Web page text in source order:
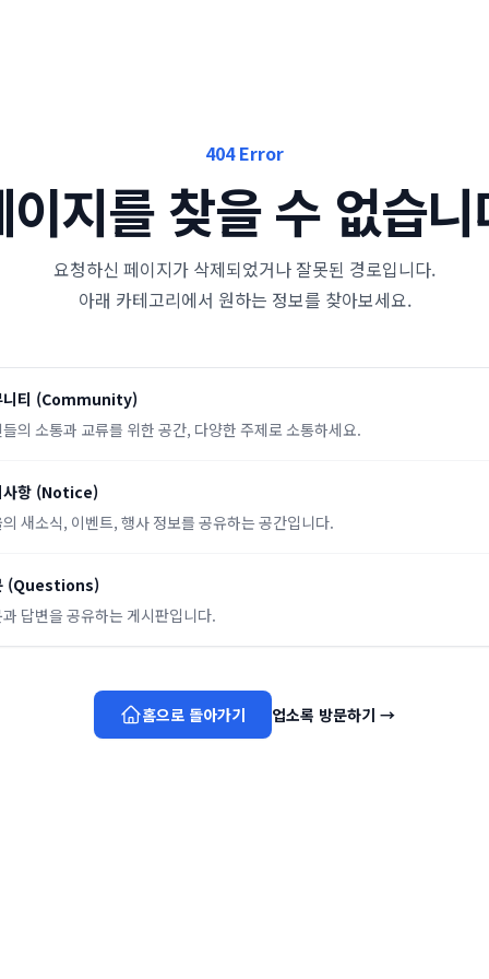
404 Error
이지를 찾을 수 없습
요청하신 페이지가 삭제되었거나 잘못된 경로입니다.
아래 카테고리에서 원하는 정보를 찾아보세요.
티 (Community)
의 소통과 교류를 위한 공간, 다양한 주제로 소통하세요.
항 (Notice)
의 새소식, 이벤트, 행사 정보를 공유하는 공간입니다.
(Questions)
답변을 공유하는 게시판입니다.
홈으로 돌아가기 업소록 방문하기 →